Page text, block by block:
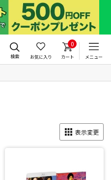
検索 お気に入り
0
カート メニュー
表示変更